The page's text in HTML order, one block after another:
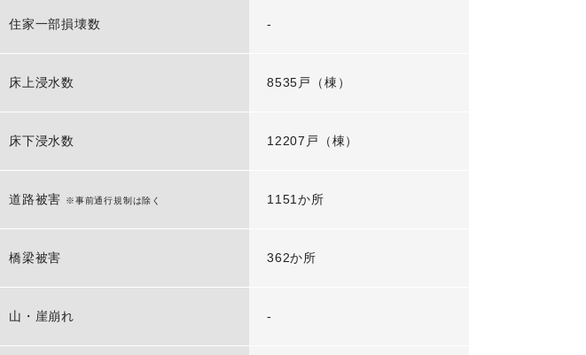
住家一部損壊数 -
床上浸水数 8535戸（棟）
床下浸水数 12207戸（棟）
道路被害 ※事前通行規制は除く 1151か所
橋梁被害 362か所
山・崖崩れ -